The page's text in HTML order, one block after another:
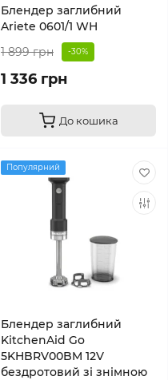
Блендер заглибний
Ariete 0601/1 WH
1 899 грн
-30%
1 336 грн
До кошика
Популярний
Блендер заглибний
KitchenAid Go
5KHBRV00BM 12V
бездротовий зі знімною